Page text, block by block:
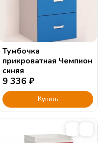
Тумбочка
прикроватная Чемпион
синяя
9 336 ₽
Купить